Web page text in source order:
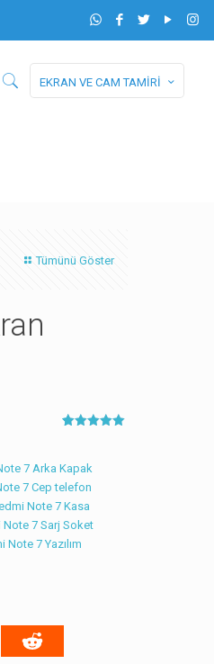
EKRAN VE CAM TAMİRİ
Tümünü Göster
üzerinden
5.00puan
aldı
7 Arka Kapak
7 Cep telefon
Note 7 Kasa
Note 7 Sarj Soket
Note 7 Yazılım